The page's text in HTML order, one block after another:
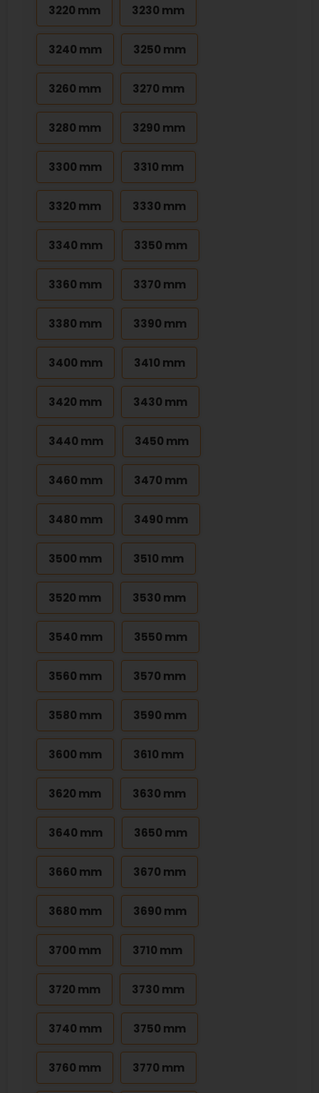
3220 mm 3230 mm
3240 mm 3250 mm
3260 mm 3270 mm
3280 mm 3290 mm
3300 mm 3310 mm
3320 mm 3330 mm
3340 mm 3350 mm
3360 mm 3370 mm
3380 mm 3390 mm
3400 mm 3410 mm
3420 mm 3430 mm
3440 mm 3450 mm
3460 mm 3470 mm
3480 mm 3490 mm
3500 mm 3510 mm
3520 mm 3530 mm
3540 mm 3550 mm
3560 mm 3570 mm
3580 mm 3590 mm
3600 mm 3610 mm
3620 mm 3630 mm
3640 mm 3650 mm
3660 mm 3670 mm
3680 mm 3690 mm
3700 mm 3710 mm
3720 mm 3730 mm
3740 mm 3750 mm
3760 mm 3770 mm